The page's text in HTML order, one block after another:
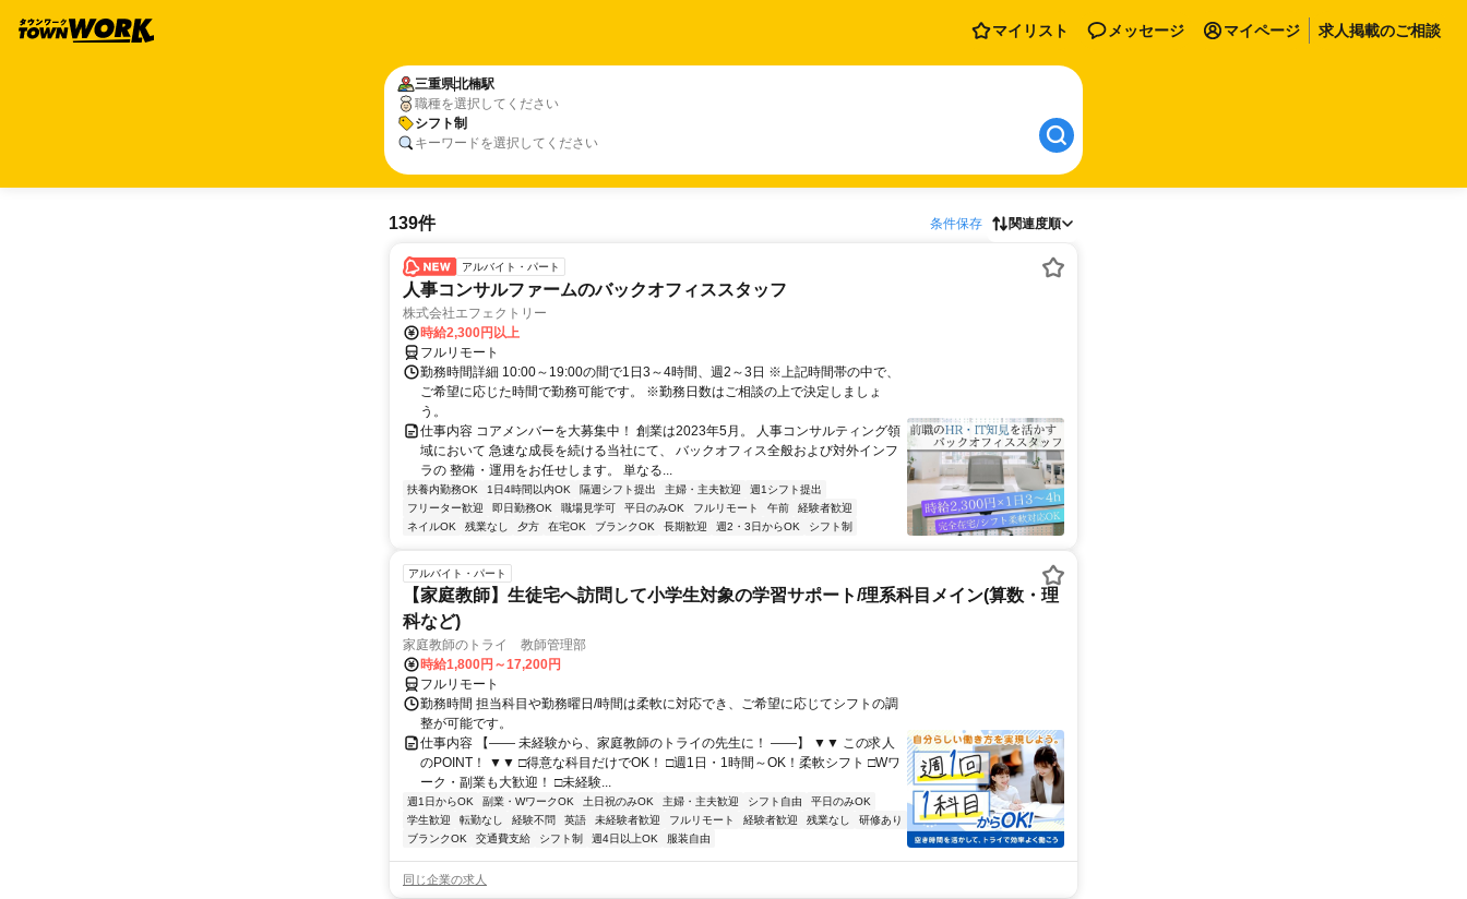
マイリスト メッセージ マイページ 求人掲載のご相談
三重県北楠駅
職種を選択してください
シフト制
キーワードを選択してください
139件 条件保存 関連度順
アルバイト・パート
人事コンサルファームのバックオフィススタッフ
株式会社エフェクトリー
時給2,300円以上
フルリモート
勤務時間詳細 10:00～19:00の間で1日3～4時間、週2～3日 ※上記時間帯の中で、
ご希望に応じた時間で勤務可能です。 ※勤務日数はご相談の上で決定しましょ
う。
仕事内容 コアメンバーを大募集中！ 創業は2023年5月。 人事コンサルティング領
域において 急速な成長を続ける当社にて、 バックオフィス全般および対外インフ
ラの 整備・運用をお任せします。 単なる...
扶養内勤務OK 1日4時間以内OK 隔週シフト提出 主婦・主夫歓迎
週1シフト提出
フリーター歓迎
即日勤務OK 職場見学可 平日のみOK フルリモート 午前
経験者歓迎
ネイルOK
残業なし 夕方 在宅OK ブランクOK 長期歓迎 週2・3日からOK シフト制
アルバイト・パート
【家庭教師】生徒宅へ訪問して小学生対象の学習サポート/理系科目メイン(算数・理
科など)
家庭教師のトライ 教師管理部
時給1,800円～17,200円
フルリモート
勤務時間 担当科目や勤務曜日/時間は柔軟に対応でき、ご希望に応じてシフトの調
整が可能です。
仕事内容 【―― 未経験から、家庭教師のトライの先生に！ ――】 ▼▼ この求人
のPOINT！ ▼▼ □得意な科目だけでOK！ □週1日・1時間～OK！柔軟シフト □Wワ
ーク・副業も大歓迎！ □未経験...
週1日からOK 副業・WワークOK 土日祝のみOK 主婦・主夫歓迎 シフト自由
平日のみOK
学生歓迎
転勤なし 経験不問 英語 未経験者歓迎 フルリモート 経験者歓迎 残業なし
研修あり
ブランクOK
交通費支給 シフト制 週4日以上OK 服装自由
同じ企業の求人